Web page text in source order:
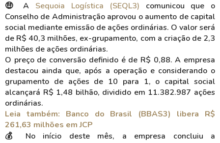
🤑 A Sequoia Logística (SEQL3) comunicou que o
Conselho de Administração aprovou o aumento de capital
social mediante emissão de ações ordinárias. O valor será
de R$ 40,3 milhões, ex-grupamento, com a criação de 2,3
milhões de ações ordinárias.
O preço de conversão definido é de R$ 0,88. A empresa
destacou ainda que, após a operação e considerando o
grupamento de ações de 10 para 1, o capital social
alcançará R$ 1,48 bilhão, dividido em 11.382.987 ações
ordinárias.
Leia também: Banco do Brasil (BBAS3) libera R$
261,63 milhões em JCP
💰 No início deste mês, a empresa concluiu a